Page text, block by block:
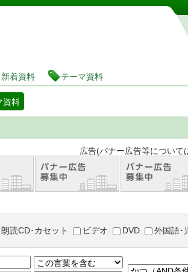
検索・予約システム
新着資料 テーマ資料
資料
広告等については、千葉市が
読CD･カセット ビデオ DVD 外国語･